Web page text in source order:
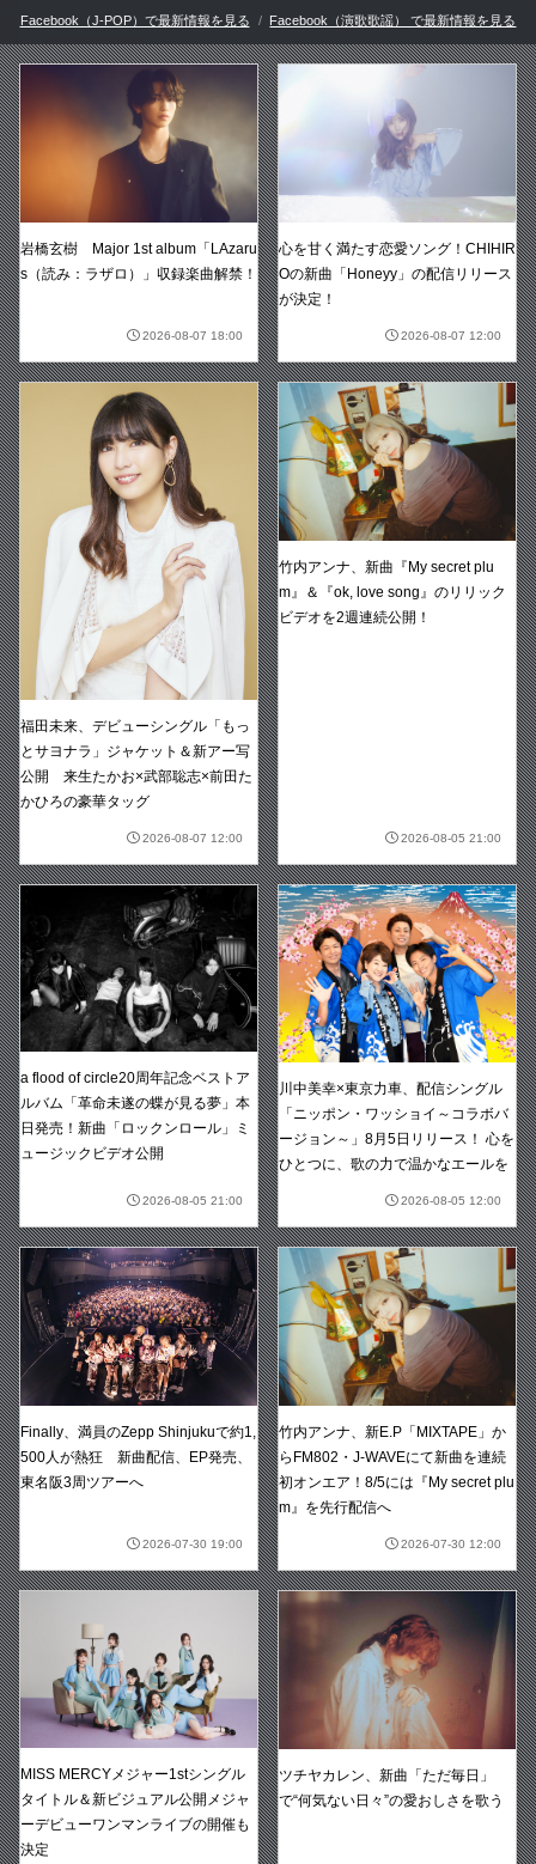
Facebook（J-POP）で最新情報を見る Facebook（演歌歌謡） で最新情報を見る
岩橋玄樹 Major 1st album「LAzaru
s（読み：ラザロ）」収録楽曲解禁！
2026-08-07 18:00
心を甘く満たす恋愛ソング！CHIHIR
Oの新曲「Honeyy」の配信リリース
が決定！
2026-08-07 12:00
福田未来、デビューシングル「もっ
とサヨナラ」ジャケット＆新アー写
公開 来生たかお×武部聡志×前田た
かひろの豪華タッグ
2026-08-07 12:00
竹内アンナ、新曲『My secret plu
m』＆『ok, love song』のリリック
ビデオを2週連続公開！
2026-08-05 21:00
a flood of circle20周年記念ベストア
ルバム「革命未遂の蝶が見る夢」本
日発売！新曲「ロックンロール」ミ
ュージックビデオ公開
2026-08-05 21:00
川中美幸×東京力車、配信シングル
「ニッポン・ワッショイ～コラボバ
ージョン～」8月5日リリース！ 心を
ひとつに、歌の力で温かなエールを
2026-08-05 12:00
Finally、満員のZepp Shinjukuで約1,
500人が熱狂 新曲配信、EP発売、
東名阪3周ツアーへ
2026-07-30 19:00
竹内アンナ、新E.P「MIXTAPE」か
らFM802・J-WAVEにて新曲を連続
初オンエア！8/5には『My secret plu
m』を先行配信へ
2026-07-30 12:00
MISS MERCYメジャー1stシングル
タイトル＆新ビジュアル公開メジャ
ーデビューワンマンライブの開催も
決定
ツチヤカレン、新曲「ただ毎日」
で“何気ない日々”の愛おしさを歌う